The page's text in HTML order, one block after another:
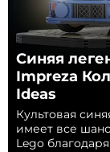
Синяя
Impreza
Ideas
Культовая
имеет все
Lego